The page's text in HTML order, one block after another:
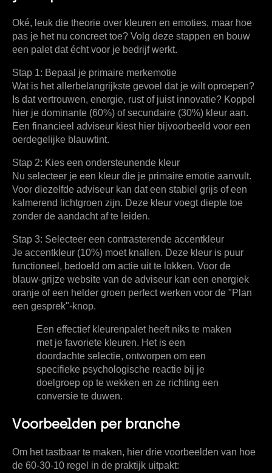
Oké, leuk die theorie over kleuren en emoties, maar hoe
pas je het nu concreet toe? Volg deze stappen en bouw
een palet dat écht voor je bedrijf werkt.
Stap 1: Bepaal je primaire merkemotie
Wat is het allerbelangrijkste gevoel dat je wilt oproepen?
Is dat vertrouwen, energie, rust of juist innovatie? Koppel
hier je dominante (60%) of secundaire (30%) kleur aan.
Een financieel adviseur kiest hier bijvoorbeeld voor een
oerdegelijke blauwtint.
Stap 2: Kies een ondersteunende kleur
Nu selecteer je een kleur die je primaire emotie aanvult.
Voor diezelfde adviseur kan dat een stabiel grijs of een
kalmerend lichtgroen zijn. Deze kleur voegt diepte toe
zonder de aandacht af te leiden.
Stap 3: Selecteer een contrasterende accentkleur
Je accentkleur (10%) moet knallen. Deze kleur is puur
functioneel, bedoeld om actie uit te lokken. Voor de
blauw-grijze website van de adviseur kan een energiek
oranje of een helder groen perfect werken voor de "Plan
een gesprek"-knop.
Een effectief kleurenpalet heeft niks te maken
met je favoriete kleuren. Het is een
doordachte selectie, ontworpen om een
specifieke psychologische reactie bij je
doelgroep op te wekken en ze richting een
conversie te duwen.
Voorbeelden per branche
Om het tastbaar te maken, hier drie voorbeelden van hoe
de 60-30-10 regel in de praktijk uitpakt: